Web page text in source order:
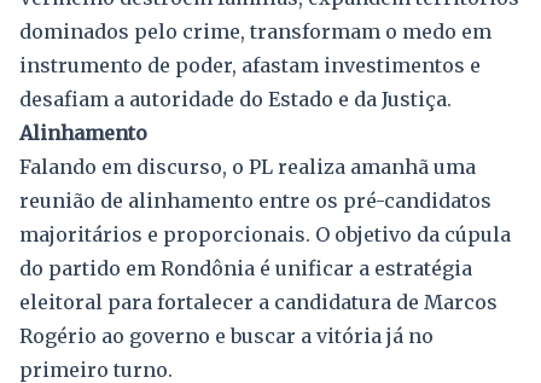
dominados pelo crime, transformam o medo em
instrumento de poder, afastam investimentos e
desafiam a autoridade do Estado e da Justiça.
Alinhamento
Falando em discurso, o PL realiza amanhã uma
reunião de alinhamento entre os pré-candidatos
majoritários e proporcionais. O objetivo da cúpula
do partido em Rondônia é unificar a estratégia
eleitoral para fortalecer a candidatura de Marcos
Rogério ao governo e buscar a vitória já no
primeiro turno.